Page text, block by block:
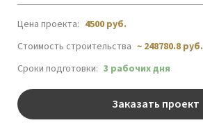
Цена проекта: 4500 руб.
Стоимость строительства ~ 248780.8 руб.
Сроки подготовки: 3 рабочих дня
Заказать проект